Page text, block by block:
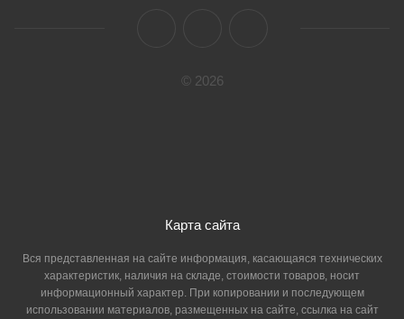
© 2026
Карта сайта
Вся представленная на сайте информация, касающаяся технических
характеристик, наличия на складе, стоимости товаров, носит
информационный характер. При копировании и последующем
использовании материалов, размещенных на сайте, ссылка на сайт